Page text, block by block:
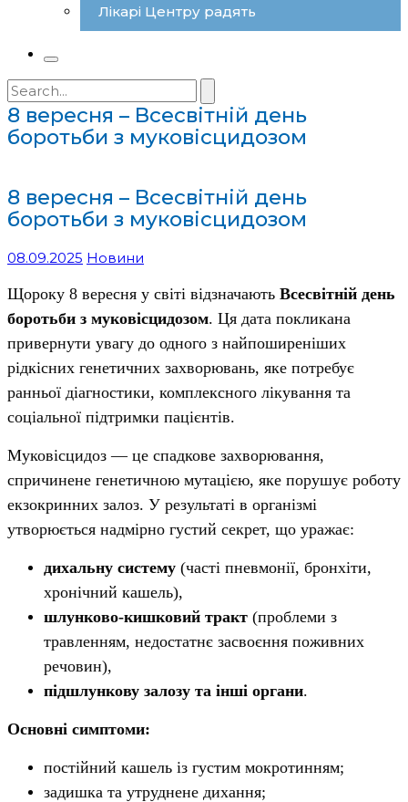
Лікарі Центру радять
Search
for:
8 вересня – Всесвітній день
боротьби з муковісцидозом
8 вересня – Всесвітній день
боротьби з муковісцидозом
08.09.2025 Новини
Щороку 8 вересня у світі відзначають Всесвітній день
боротьби з муковісцидозом. Ця дата покликана
привернути увагу до одного з найпоширеніших
рідкісних генетичних захворювань, яке потребує
ранньої діагностики, комплексного лікування та
соціальної підтримки пацієнтів.
Муковісцидоз — це спадкове захворювання,
спричинене генетичною мутацією, яке порушує роботу
екзокринних залоз. У результаті в організмі
утворюється надмірно густий секрет, що уражає:
дихальну систему (часті пневмонії, бронхіти,
хронічний кашель),
шлунково-кишковий тракт (проблеми з
травленням, недостатнє засвоєння поживних
речовин),
підшлункову залозу та інші органи.
Основні симптоми:
постійний кашель із густим мокротинням;
задишка та утруднене дихання;